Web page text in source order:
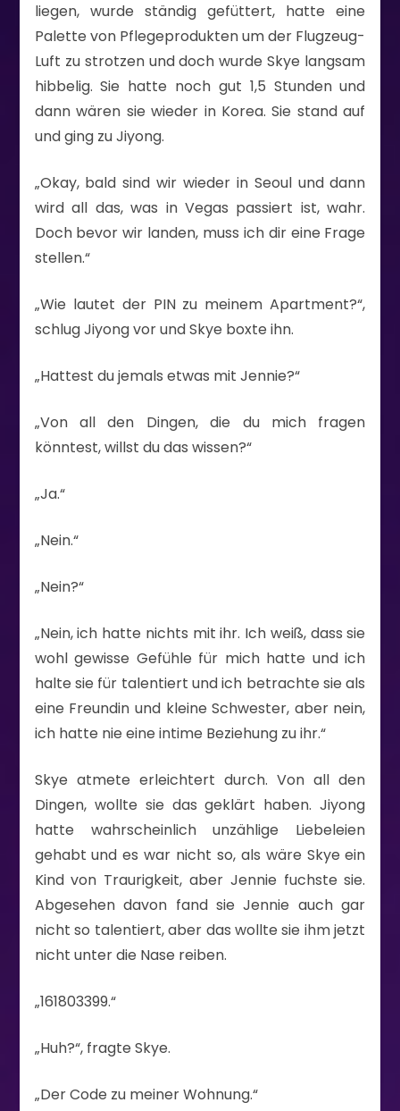
liegen, wurde ständig gefüttert, hatte eine
Palette von Pflegeprodukten um der Flugzeug-
Luft zu strotzen und doch wurde Skye langsam
hibbelig. Sie hatte noch gut 1,5 Stunden und
dann wären sie wieder in Korea. Sie stand auf
und ging zu Jiyong.
„Okay, bald sind wir wieder in Seoul und dann
wird all das, was in Vegas passiert ist, wahr.
Doch bevor wir landen, muss ich dir eine Frage
stellen.“
„Wie lautet der PIN zu meinem Apartment?“,
schlug Jiyong vor und Skye boxte ihn.
„Hattest du jemals etwas mit Jennie?“
„Von all den Dingen, die du mich fragen
könntest, willst du das wissen?“
„Ja.“
„Nein.“
„Nein?“
„Nein, ich hatte nichts mit ihr. Ich weiß, dass sie
wohl gewisse Gefühle für mich hatte und ich
halte sie für talentiert und ich betrachte sie als
eine Freundin und kleine Schwester, aber nein,
ich hatte nie eine intime Beziehung zu ihr.“
Skye atmete erleichtert durch. Von all den
Dingen, wollte sie das geklärt haben. Jiyong
hatte wahrscheinlich unzählige Liebeleien
gehabt und es war nicht so, als wäre Skye ein
Kind von Traurigkeit, aber Jennie fuchste sie.
Abgesehen davon fand sie Jennie auch gar
nicht so talentiert, aber das wollte sie ihm jetzt
nicht unter die Nase reiben.
„161803399.“
„Huh?“, fragte Skye.
„Der Code zu meiner Wohnung.“